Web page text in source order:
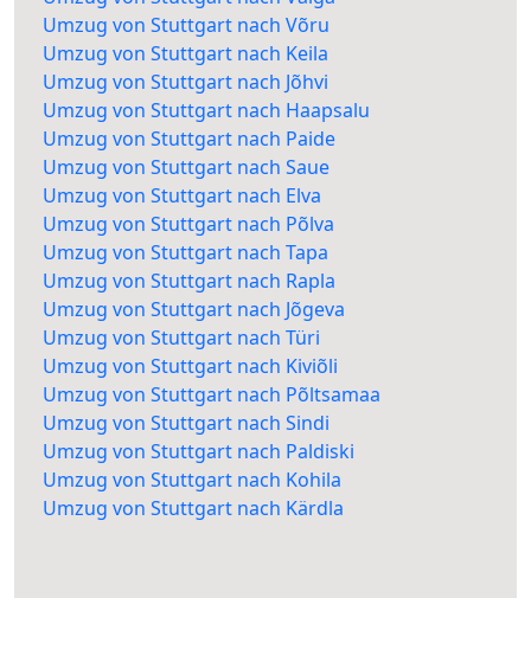
Umzug von Stuttgart nach Võru
Umzug von Stuttgart nach Keila
Umzug von Stuttgart nach Jõhvi
Umzug von Stuttgart nach Haapsalu
Umzug von Stuttgart nach Paide
Umzug von Stuttgart nach Saue
Umzug von Stuttgart nach Elva
Umzug von Stuttgart nach Põlva
Umzug von Stuttgart nach Tapa
Umzug von Stuttgart nach Rapla
Umzug von Stuttgart nach Jõgeva
Umzug von Stuttgart nach Türi
Umzug von Stuttgart nach Kiviõli
Umzug von Stuttgart nach Põltsamaa
Umzug von Stuttgart nach Sindi
Umzug von Stuttgart nach Paldiski
Umzug von Stuttgart nach Kohila
Umzug von Stuttgart nach Kärdla